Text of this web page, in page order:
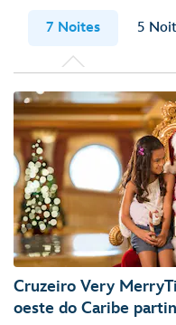
7 Noites 5
Cruzeiro Very
oeste do Caribe